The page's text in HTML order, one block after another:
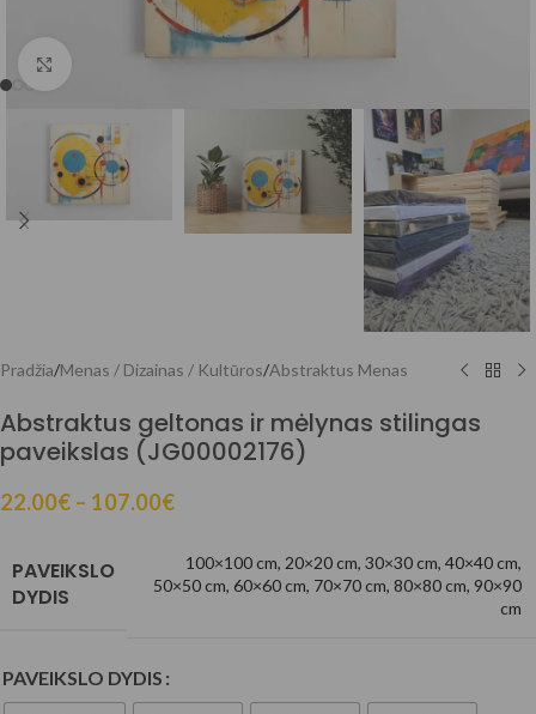
Spustelėkite, norėdami padidinti
Pradžia/Menas / Dizainas / Kultūros/Abstraktus Menas
Abstraktus geltonas ir mėlynas stilingas
paveikslas (JG00002176)
22.00€ – 107.00€
PAVEIKSLO
DYDIS
100×100 cm, 20×20 cm, 30×30 cm, 40×40 cm,
50×50 cm, 60×60 cm, 70×70 cm, 80×80 cm, 90×90
cm
PAVEIKSLO DYDIS